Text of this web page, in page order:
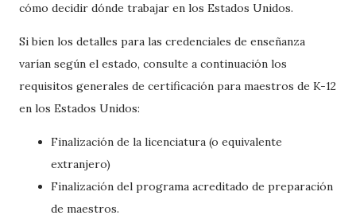
cómo decidir dónde trabajar en los Estados Unidos.
Si bien los detalles para las credenciales de enseñanza
varían según el estado, consulte a continuación los
requisitos generales de certificación para maestros de K-12
en los Estados Unidos:
Finalización de la licenciatura (o equivalente
extranjero)
Finalización del programa acreditado de preparación
de maestros.